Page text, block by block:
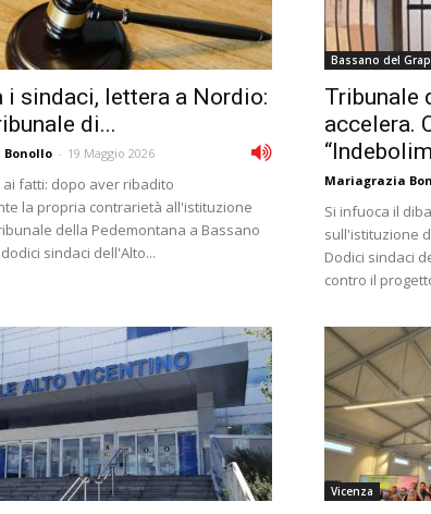
i sindaci, lettera a Nordio:
di...
- 19 Maggio 2026
fatti: dopo aver ribadito
la propria contrarietà all'istituzione
della Pedemontana a Bassano
sindaci dell'Alto...
Bassano del
Tribunale
accelera.
Mariagrazia
Si infuoca il
sull'istituzione
Dodici sindaci
contro il
Vicenza